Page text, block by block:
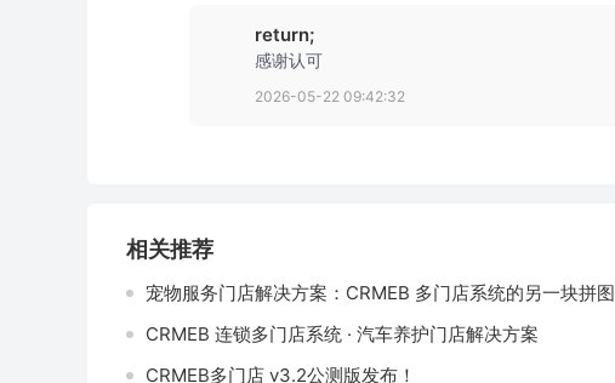
return;
感谢认可
2026-05-22 09:42:32
相关推荐
宠物服务门店解决方案：CRMEB 多门店系统的另一块拼图
CRMEB 连锁多门店系统 · 汽车养护门店解决方案
CRMEB多门店 v3.2公测版发布！